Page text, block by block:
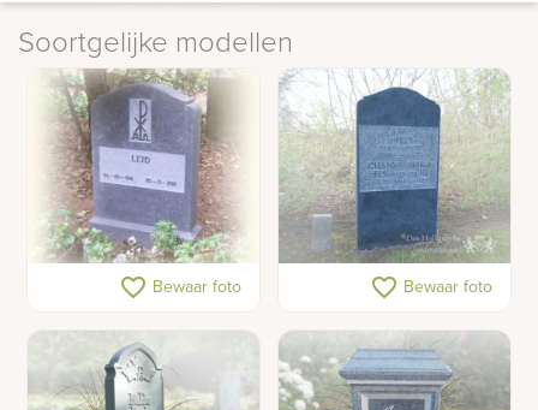
Soortgelijke modellen
Grafsteen met klassiek
favorite_border Bewaar foto Grafsteen met prikwerk
favorite_border Bewaar foto